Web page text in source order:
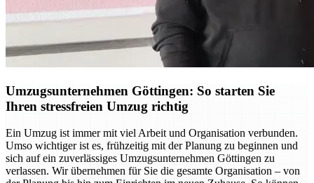
Umzugsunternehmen Göttingen: So starten Sie
Ihren stressfreien Umzug richtig
Ein Umzug ist immer mit viel Arbeit und Organisation verbunden.
Umso wichtiger ist es, frühzeitig mit der Planung zu beginnen und
sich auf ein zuverlässiges Umzugsunternehmen Göttingen zu
verlassen. Wir übernehmen für Sie die gesamte Organisation – von